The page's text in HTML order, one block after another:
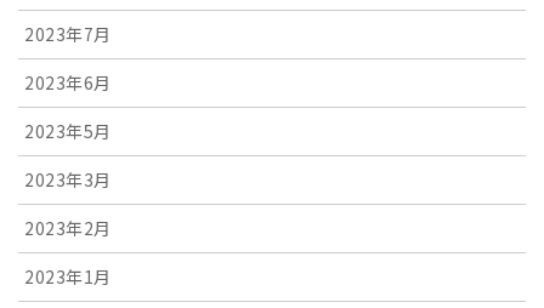
2023年7月
2023年6月
2023年5月
2023年3月
2023年2月
2023年1月